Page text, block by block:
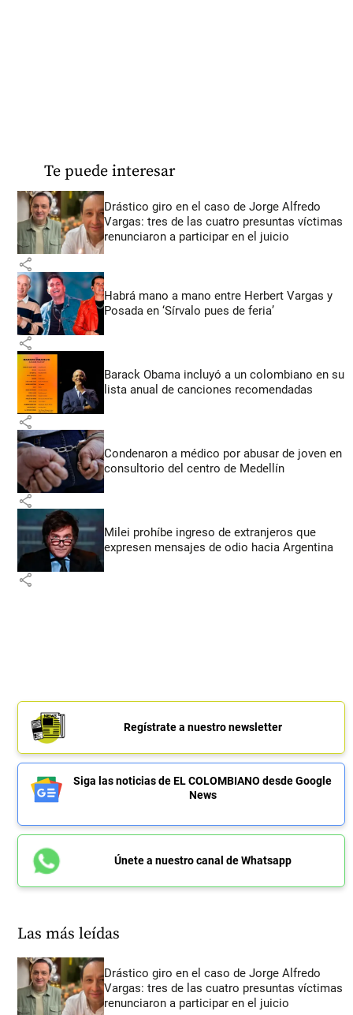
Te puede interesar
Drástico giro en el caso de Jorge Alfredo
Vargas: tres de las cuatro presuntas víctimas
renunciaron a participar en el juicio
share
Habrá mano a mano entre Herbert Vargas y
Posada en ‘Sírvalo pues de feria’
share
Barack Obama incluyó a un colombiano en su
lista anual de canciones recomendadas
share
Condenaron a médico por abusar de joven en
consultorio del centro de Medellín
share
Milei prohíbe ingreso de extranjeros que
expresen mensajes de odio hacia Argentina
share
Regístrate a nuestro newsletter
Siga las noticias de EL COLOMBIANO desde Google
News
Únete a nuestro canal de Whatsapp
Las más leídas
Drástico giro en el caso de Jorge Alfredo
Vargas: tres de las cuatro presuntas víctimas
renunciaron a participar en el juicio